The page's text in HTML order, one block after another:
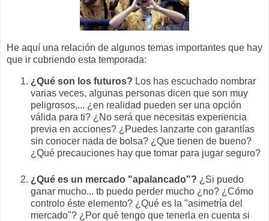
He aquí una relación de algunos temas importantes que hay
que ir cubriendo esta temporada:
¿Qué son los futuros? Los has escuchado nombrar
varias veces, algunas personas dicen que son muy
peligrosos,... ¿en realidad pueden ser una opción
válida para ti? ¿No será que necesitas experiencia
previa en acciones? ¿Puedes lanzarte con garantías
sin conocer nada de bolsa? ¿Que tienen de bueno?
¿Qué precauciones hay que tomar para jugar seguro?
¿Qué es un mercado "apalancado"? ¿Si puedo
ganar mucho... tb puedo perder mucho ¿no? ¿Cómo
controlo éste elemento? ¿Qué es la "asimetría del
mercado"? ¿Por qué tengo que tenerla en cuenta si